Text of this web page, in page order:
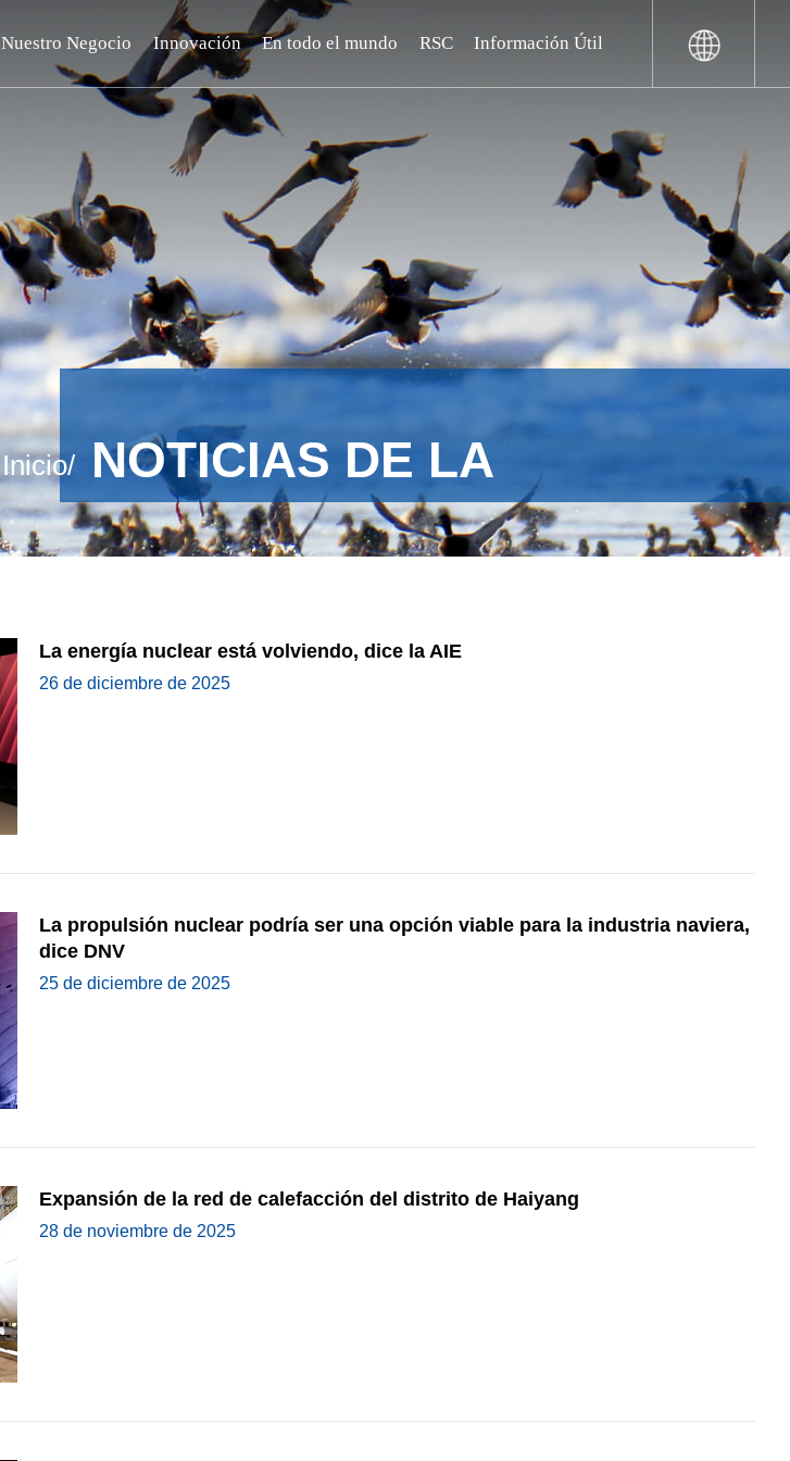
Nuestro Negocio Innovación En todo el mundo RSC Información Útil
Inicio/
NOTICIAS DE LA
INDUSTRIA
La energía nuclear está volviendo, dice la AIE
26 de diciembre de 2025
La propulsión nuclear podría ser una opción viable para la industria naviera,
dice DNV
25 de diciembre de 2025
Expansión de la red de calefacción del distrito de Haiyang
28 de noviembre de 2025